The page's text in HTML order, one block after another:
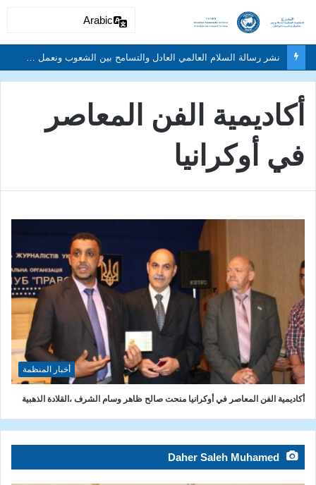
أكاديمية الفن المعاصر
في أوكرانيا
أخبار المنظمة
أكاديمية الفن المعاصر في أوكرانيا منحت صالح ظاهر وسام الشرف ،القلادة الذهبية
Daher Saleh Muhamed
Arabic